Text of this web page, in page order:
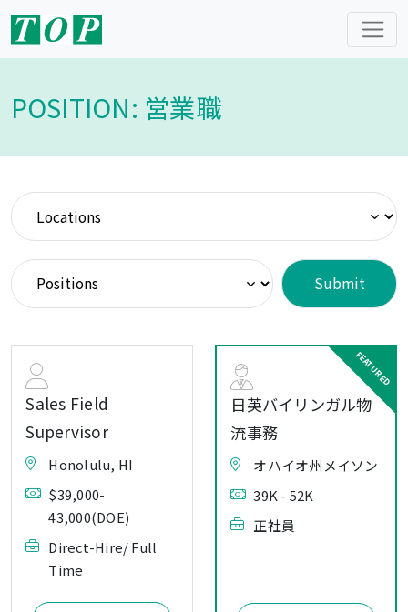
POSITION: 営業職
Sales Field
Supervisor
Honolulu, HI
$39,000-
43,000(DOE)
Direct-Hire/ Full
Time
日英バイリンガル物
流事務
オハイオ州メイソン
39K - 52K
正社員